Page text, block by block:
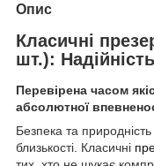
Опис
Класичні
шт.):
Перевірена часом
абсолютної
Безпека та
близькості. Класичні